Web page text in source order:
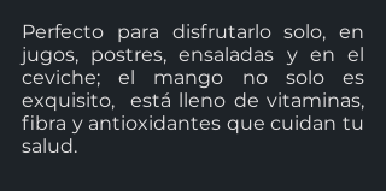
Perfecto para disfrutarlo solo, en
jugos, postres, ensaladas y en el
ceviche; el mango no solo es
exquisito,  está lleno de vitaminas,
fibra y antioxidantes que cuidan tu
salud.